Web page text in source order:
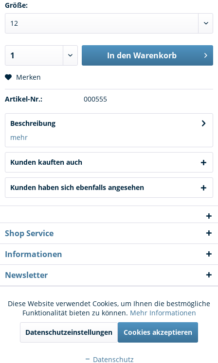
Größe:
In den Warenkorb
Merken
Artikel-Nr.: 000555
Beschreibung
mehr
Kunden kauften auch
Kunden haben sich ebenfalls angesehen
Shop Service
Informationen
Newsletter
* Alle Preise inkl. gesetzl. Mehrwertsteuer zzgl.Versandkostenund ggf.
Nachnahmegebühren, wenn nicht anders beschrieben
Cookie-Einstellungen
Kontakt
Funktionale Aktiv
Marketing Aktiv
Diese Website verwendet Cookies, um Ihnen die bestmögliche
Funktionalität bieten zu können. Mehr Informationen
Datenschutzeinstellungen Cookies akzeptieren
Datenschutz